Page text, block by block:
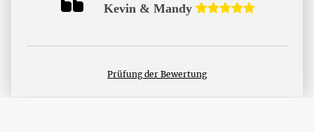
Kevin & Mandy
Prüfung der Bewertung